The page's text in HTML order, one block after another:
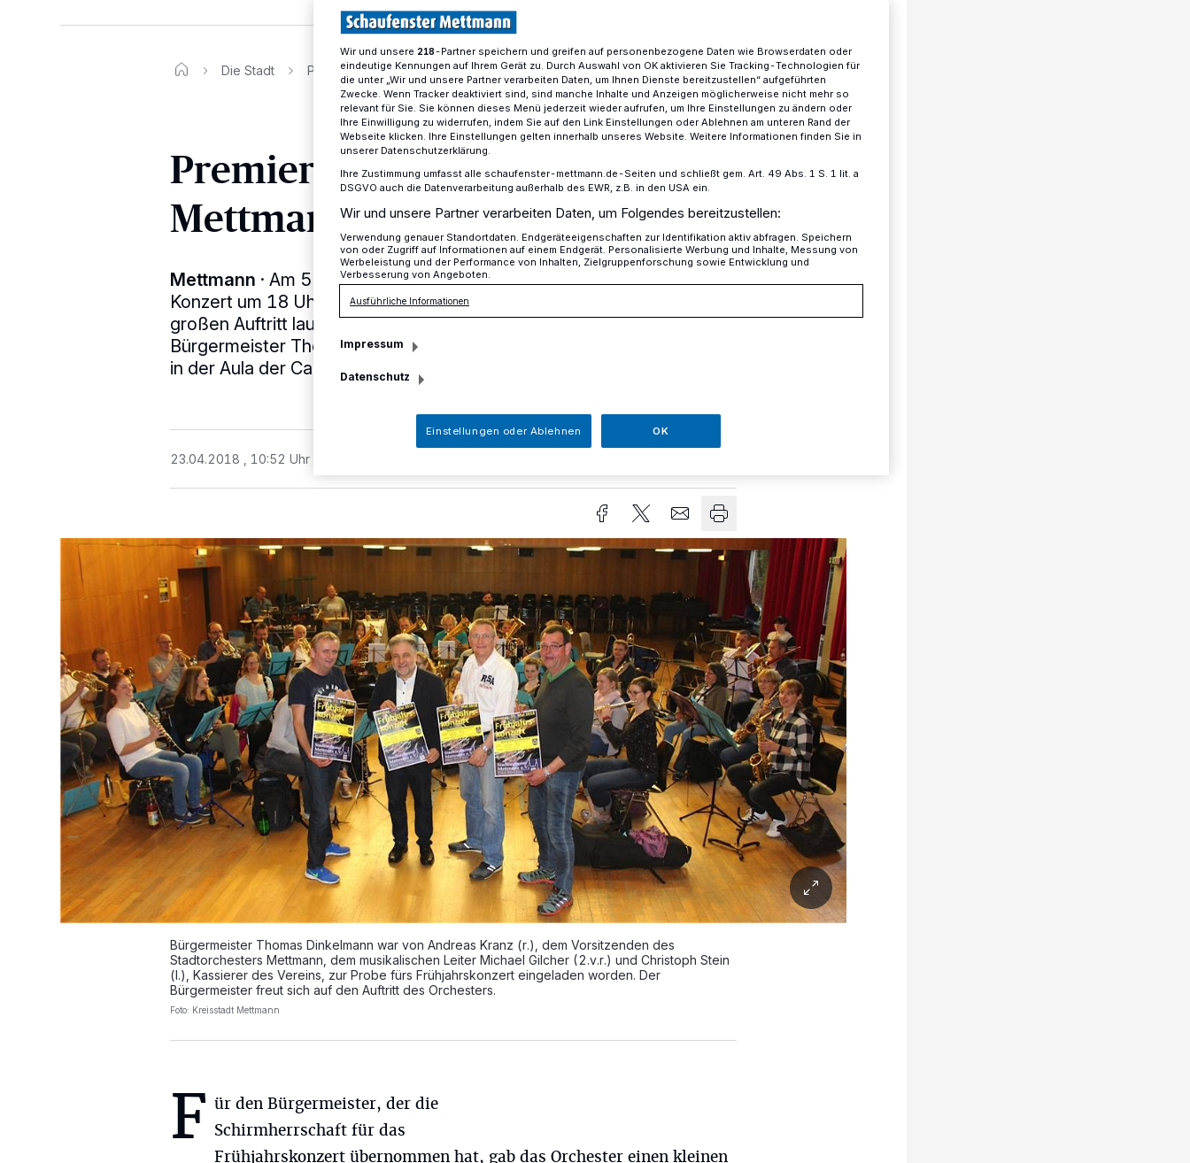
Die Stadt Premiere des Stadtorchesters Mettmann am 5. Mai
Premiere des Stadtorchesters
Mettmann am 5. Mai
Mettmann · Am 5. Mai wird das Stadtorchester Mettmann sein erstes
Konzert um 18 Uhr in der Neandertalhalle geben. Die Proben für den
großen Auftritt laufen auf Hochtouren. Davon konnte sich
Bürgermeister Thomas Dinkelmann bei einem Besuch des Orchesters
in der Aula der Carl-Fuhlrott-Realschule überzeugen.
23.04.2018 , 10:52 Uhr
Bürgermeister Thomas Dinkelmann war von Andreas Kranz (r.), dem Vorsitzenden des
Stadtorchesters Mettmann, dem musikalischen Leiter Michael Gilcher (2.v.r.) und Christoph Stein
(l.), Kassierer des Vereins, zur Probe fürs Frühjahrskonzert eingeladen worden. Der
Bürgermeister freut sich auf den Auftritt des Orchesters.
Foto: Kreisstadt Mettmann
F ür den Bürgermeister, der die
Schirmherrschaft für das
Frühjahrskonzert übernommen hat, gab das Orchester einen kleinen
Wir und unsere 218-Partner speichern und greifen auf personenbezogene Daten wie Browserdaten oder
eindeutige Kennungen auf Ihrem Gerät zu. Durch Auswahl von OK aktivieren Sie Tracking-Technologien für
die unter „Wir und unsere Partner verarbeiten Daten, um Ihnen Dienste bereitzustellen“ aufgeführten
Zwecke. Wenn Tracker deaktiviert sind, sind manche Inhalte und Anzeigen möglicherweise nicht mehr so
relevant für Sie. Sie können dieses Menü jederzeit wieder aufrufen, um Ihre Einstellungen zu ändern oder
Ihre Einwilligung zu widerrufen, indem Sie auf den Link Einstellungen oder Ablehnen am unteren Rand der
Webseite klicken. Ihre Einstellungen gelten innerhalb unseres Website. Weitere Informationen finden Sie in
unserer Datenschutzerklärung.
Ihre Zustimmung umfasst alle schaufenster-mettmann.de-Seiten und schließt gem. Art. 49 Abs. 1 S. 1 lit. a
DSGVO auch die Datenverarbeitung außerhalb des EWR, z.B. in den USA ein.
Wir und unsere Partner verarbeiten Daten, um Folgendes bereitzustellen:
Verwendung genauer Standortdaten. Endgeräteeigenschaften zur Identifikation aktiv abfragen. Speichern
von oder Zugriff auf Informationen auf einem Endgerät. Personalisierte Werbung und Inhalte, Messung von
Werbeleistung und der Performance von Inhalten, Zielgruppenforschung sowie Entwicklung und
Verbesserung von Angeboten.
Ausführliche Informationen
Impressum
Datenschutz
Einstellungen oder Ablehnen OK